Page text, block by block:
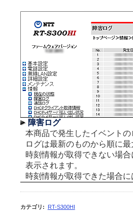
障害ログ
本商品で発生したイベントの
ログは最新のものから順に最
時刻情報が取得できない場
表示されます。
時刻情報が取得できた場合
カテゴリ : RT-S300HI